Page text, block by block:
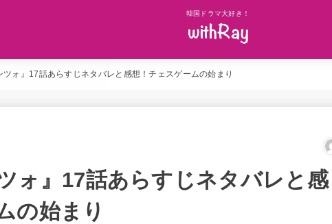
韓国ドラマ大好き！
ツォ』17話あらすじネタバレと感想！チェスゲームの始まり
ォ』17話あらすじネタバレと感
の始まり